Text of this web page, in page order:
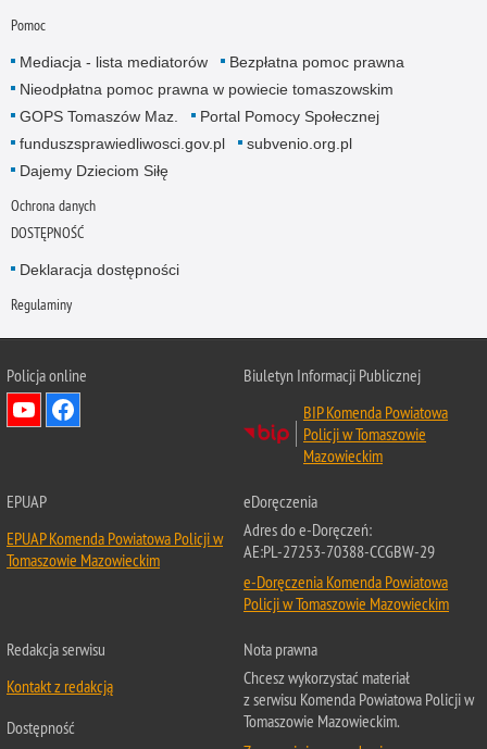
Pomoc
Mediacja - lista mediatorów
Bezpłatna pomoc prawna
Nieodpłatna pomoc prawna w powiecie tomaszowskim
GOPS Tomaszów Maz.
Portal Pomocy Społecznej
funduszsprawiedliwosci.gov.pl
subvenio.org.pl
Dajemy Dzieciom Siłę
Ochrona danych
DOSTĘPNOŚĆ
Deklaracja dostępności
Regulaminy
Policja online
Biuletyn Informacji Publicznej
BIP Komenda Powiatowa
Policji w Tomaszowie
Mazowieckim
EPUAP
EPUAP Komenda Powiatowa Policji w
Tomaszowie Mazowieckim
eDoręczenia
Adres do e-Doręczeń:
AE:PL-27253-70388-CCGBW-29
e-Doręczenia Komenda Powiatowa
Policji w Tomaszowie Mazowieckim
Redakcja serwisu
Kontakt z redakcją
Dostępność
Nota prawna
Chcesz wykorzystać materiał
z serwisu Komenda Powiatowa Policji w
Tomaszowie Mazowieckim.